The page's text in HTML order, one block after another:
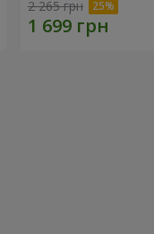
2 265 грн